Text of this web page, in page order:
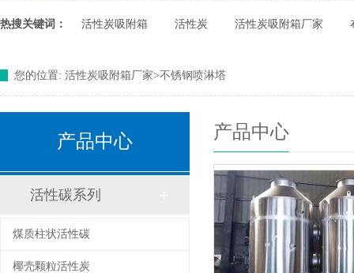
热搜关键词： 活性炭吸附箱 活性炭 活性炭吸附箱厂家
您的位置: 活性炭吸附箱厂家>不锈钢喷淋塔
产品中心
活性碳系列
煤质柱状活性碳
椰壳颗粒活性炭
产品中心